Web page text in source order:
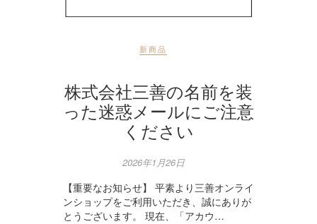
新商品
株式会社三善の名前を装
った迷惑メールにご注意
ください
2026年1月26日
【重要なお知らせ】 平素より三善オンライ
ンショップをご利用いただき、誠にありが
とうございます。 現在、「アカウ…